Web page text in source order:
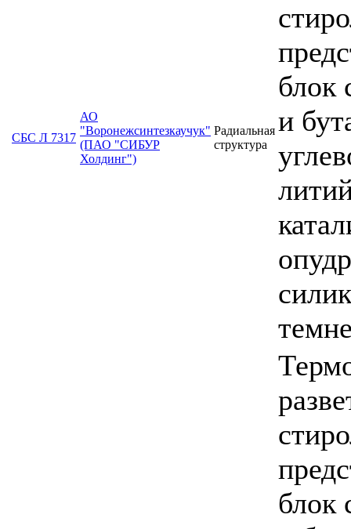
СБС Л 7317
АО
"Воронежсинтезкаучук"
(ПАО "СИБУР
Холдинг")
Радиальная
структура
блок
и
блок